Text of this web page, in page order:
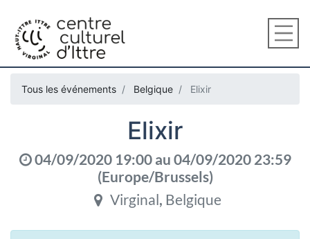
Tous les événements Belgique Elixir
Elixir
04/09/2020 19:00au 04/09/2020 23:59
(Europe/Brussels)
Virginal, Belgique